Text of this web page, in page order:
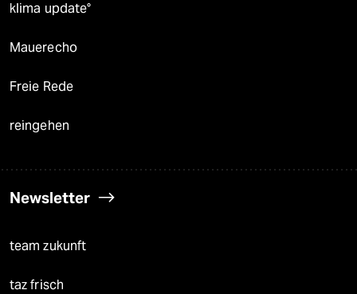
klima update°
Mauerecho
Freie Rede
reingehen
Newsletter
team zukunft
taz frisch